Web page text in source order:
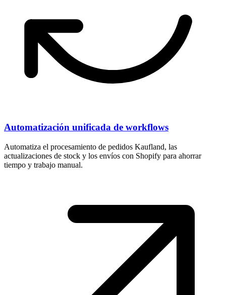
Automatización unificada de workflows
Automatiza el procesamiento de pedidos Kaufland, las
actualizaciones de stock y los envíos con Shopify para ahorrar
tiempo y trabajo manual.